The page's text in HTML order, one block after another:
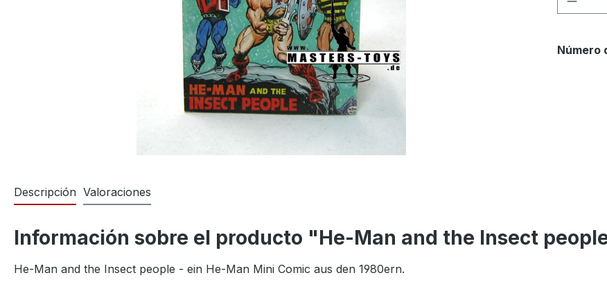
Número
Descripción Valoraciones
Información sobre el producto "He-Man and the Insect
He-Man and the Insect people - ein He-Man Mini Comic aus den 1980ern.